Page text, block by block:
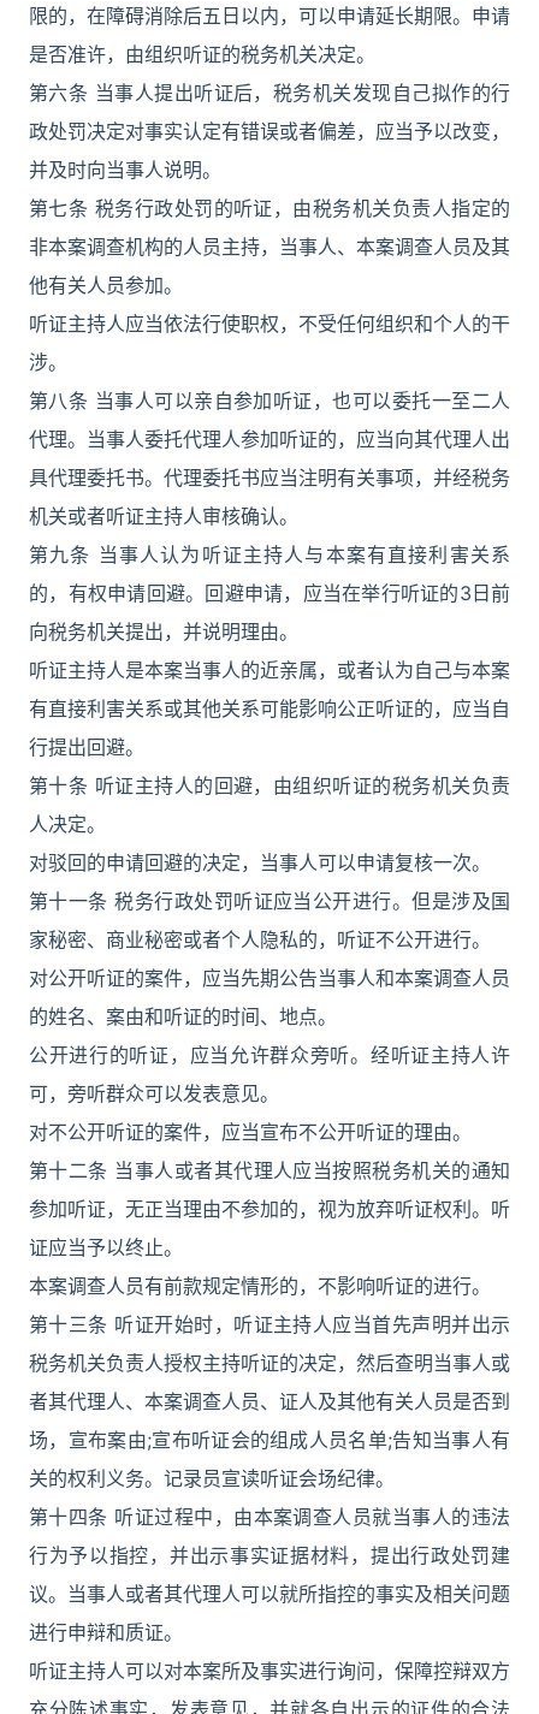
限的，在障碍消除后五日以内，可以申请延长期限。申请
是否准许，由组织听证的税务机关决定。
第六条 当事人提出听证后，税务机关发现自己拟作的行
政处罚决定对事实认定有错误或者偏差，应当予以改变，
并及时向当事人说明。
第七条 税务行政处罚的听证，由税务机关负责人指定的
非本案调查机构的人员主持，当事人、本案调查人员及其
他有关人员参加。
听证主持人应当依法行使职权，不受任何组织和个人的干
涉。
第八条 当事人可以亲自参加听证，也可以委托一至二人
代理。当事人委托代理人参加听证的，应当向其代理人出
具代理委托书。代理委托书应当注明有关事项，并经税务
机关或者听证主持人审核确认。
第九条 当事人认为听证主持人与本案有直接利害关系
的，有权申请回避。回避申请，应当在举行听证的3日前
向税务机关提出，并说明理由。
听证主持人是本案当事人的近亲属，或者认为自己与本案
有直接利害关系或其他关系可能影响公正听证的，应当自
行提出回避。
第十条 听证主持人的回避，由组织听证的税务机关负责
人决定。
对驳回的申请回避的决定，当事人可以申请复核一次。
第十一条 税务行政处罚听证应当公开进行。但是涉及国
家秘密、商业秘密或者个人隐私的，听证不公开进行。
对公开听证的案件，应当先期公告当事人和本案调查人员
的姓名、案由和听证的时间、地点。
公开进行的听证，应当允许群众旁听。经听证主持人许
可，旁听群众可以发表意见。
对不公开听证的案件，应当宣布不公开听证的理由。
第十二条 当事人或者其代理人应当按照税务机关的通知
参加听证，无正当理由不参加的，视为放弃听证权利。听
证应当予以终止。
本案调查人员有前款规定情形的，不影响听证的进行。
第十三条 听证开始时，听证主持人应当首先声明并出示
税务机关负责人授权主持听证的决定，然后查明当事人或
者其代理人、本案调查人员、证人及其他有关人员是否到
场，宣布案由;宣布听证会的组成人员名单;告知当事人有
关的权利义务。记录员宣读听证会场纪律。
第十四条 听证过程中，由本案调查人员就当事人的违法
行为予以指控，并出示事实证据材料，提出行政处罚建
议。当事人或者其代理人可以就所指控的事实及相关问题
进行申辩和质证。
听证主持人可以对本案所及事实进行询问，保障控辩双方
充分陈述事实，发表意见，并就各自出示的证件的合法